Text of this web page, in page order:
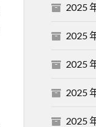
2025
2025
2025
2025
2025